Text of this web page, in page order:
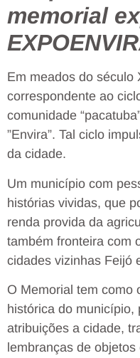
memorial
Em meados do século
correspondente ao
comunidade
”Envira”. Tal ciclo
da cidade.
Um município com
histórias vividas, que
renda provida da
também fronteira com
cidades vizinhas Feijó
O Memorial tem como
histórica do município,
atribuições a cidade,
lembranças de